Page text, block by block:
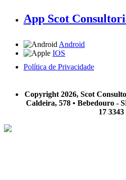
App Scot
Android
IOS
Política de Privacidade
Copyright 2026, Scot
Caldeira, 578 • Bebedouro -
17 3343